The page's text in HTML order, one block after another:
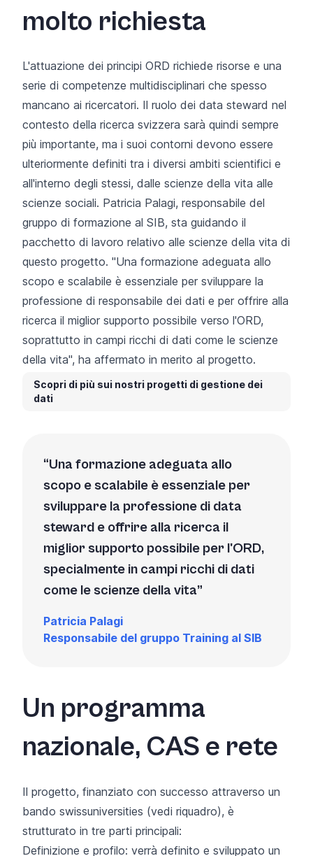
molto richiesta
L'attuazione dei principi ORD richiede risorse e una
serie di competenze multidisciplinari che spesso
mancano ai ricercatori. Il ruolo dei data steward nel
contesto della ricerca svizzera sarà quindi sempre
più importante, ma i suoi contorni devono essere
ulteriormente definiti tra i diversi ambiti scientifici e
all'interno degli stessi, dalle scienze della vita alle
scienze sociali. Patricia Palagi, responsabile del
gruppo di formazione al SIB, sta guidando il
pacchetto di lavoro relativo alle scienze della vita di
questo progetto. "Una formazione adeguata allo
scopo e scalabile è essenziale per sviluppare la
professione di responsabile dei dati e per offrire alla
ricerca il miglior supporto possibile verso l'ORD,
soprattutto in campi ricchi di dati come le scienze
della vita", ha affermato in merito al progetto.
Scopri di più sui nostri progetti di gestione dei
dati
Una formazione adeguata allo
scopo e scalabile è essenziale per
sviluppare la professione di data
steward e offrire alla ricerca il
miglior supporto possibile per l'ORD,
specialmente in campi ricchi di dati
come le scienze della vita
Patricia Palagi
Responsabile del gruppo Training al SIB
Un programma
nazionale, CAS e rete
Il progetto, finanziato con successo attraverso un
bando swissuniversities (vedi riquadro), è
strutturato in tre parti principali:
Definizione e profilo: verrà definito e sviluppato un